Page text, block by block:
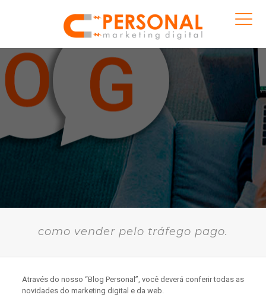
como vender pelo tráfego pago.
Através do nosso “Blog Personal”, você deverá conferir todas as
novidades do marketing digital e da web.